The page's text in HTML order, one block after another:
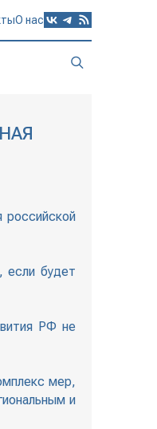
О нас
российской
если будет
РФ не
мер,
и